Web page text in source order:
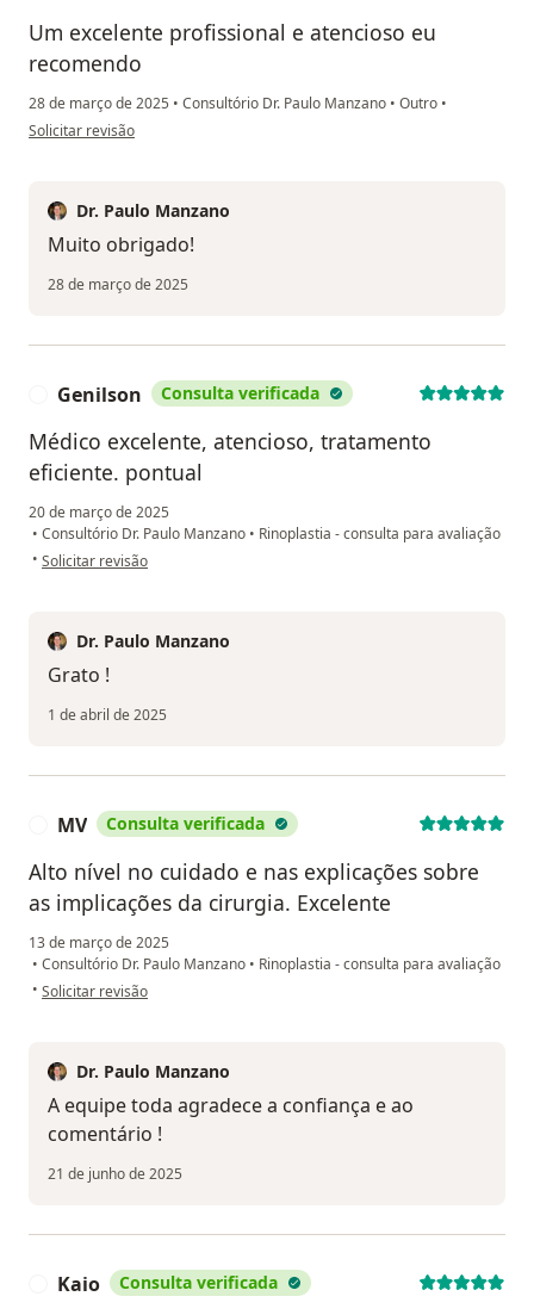
Um excelente profissional e atencioso eu
recomendo
28 de março de 2025 • Consultório Dr. Paulo Manzano • Outro •
na opinião do utilizador Stefan Walter berther
Solicitar revisão
Dr. Paulo Manzano
Muito obrigado!
28 de março de 2025
Genilson Consulta verificada
Médico excelente, atencioso, tratamento
eficiente. pontual
20 de março de 2025
• Consultório Dr. Paulo Manzano • Rinoplastia - consulta para avaliação
• na opinião do utilizador Genilson
Solicitar revisão
Dr. Paulo Manzano
Grato !
1 de abril de 2025
MV Consulta verificada
Alto nível no cuidado e nas explicações sobre
as implicações da cirurgia. Excelente
13 de março de 2025
• Consultório Dr. Paulo Manzano • Rinoplastia - consulta para avaliação
• na opinião do utilizador MV
Solicitar revisão
Dr. Paulo Manzano
A equipe toda agradece a confiança e ao
comentário !
21 de junho de 2025
Kaio Consulta verificada